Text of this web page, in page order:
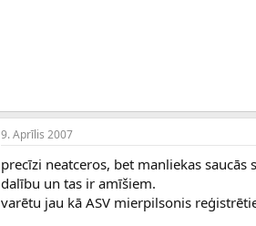
9. Aprīlis 2007
precīzi neatceros, bet manliekas
dalību un tas ir amīšiem.
varētu jau kā ASV mierpilsonis